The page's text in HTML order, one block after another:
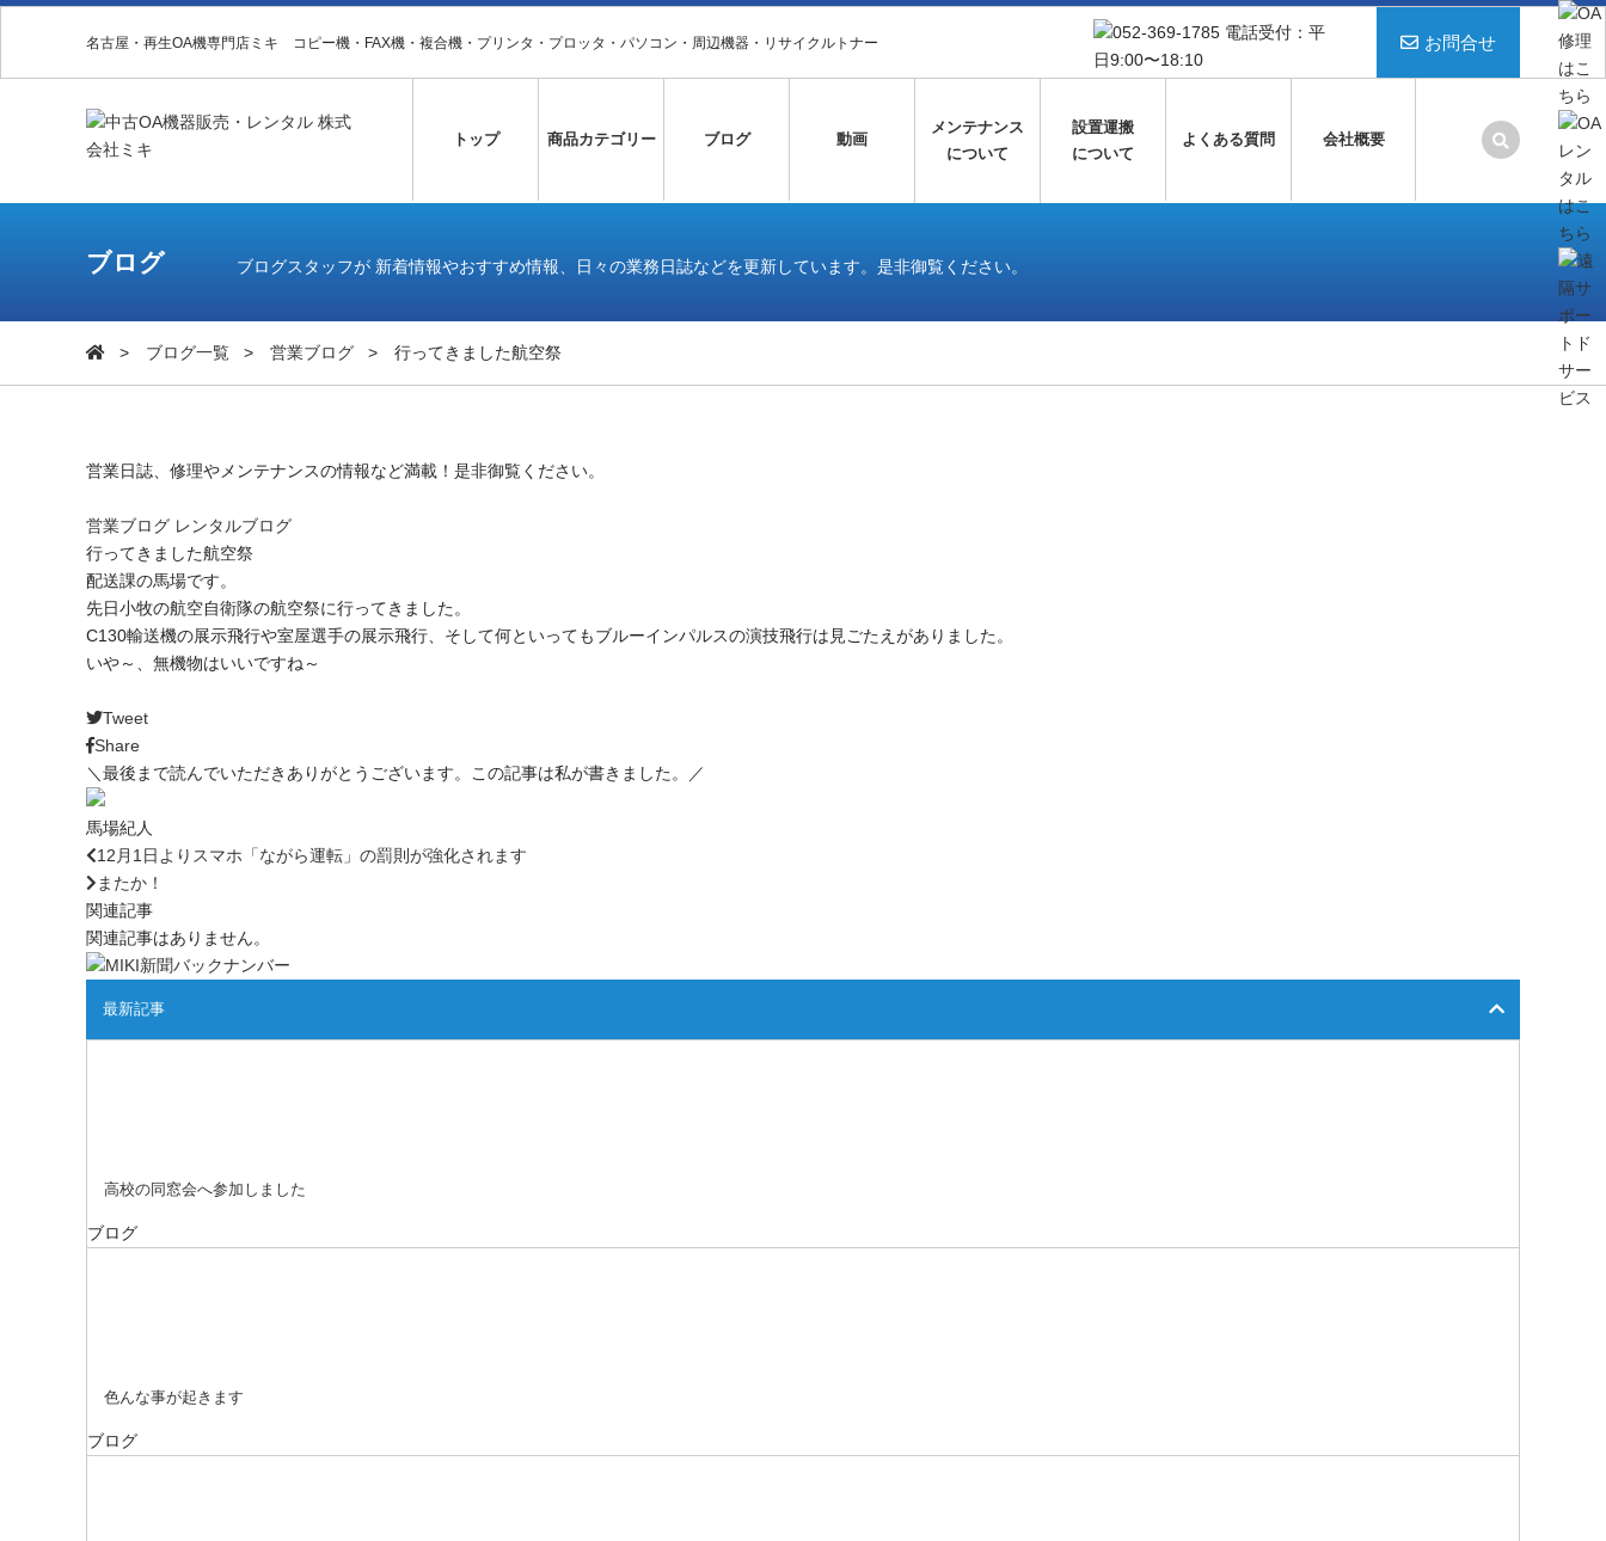
名古屋・再生OA機専門店ミキ コピー機・FAX機・複合機・プリンタ・プロッタ・パソコン・周辺機器・リサイクルトナー お問合せ
トップ 商品カテゴリー ブログ 動画
メンテナンス
について
設置運搬
について
よくある質問 会社概要
ブログ ブログスタッフが 新着情報やおすすめ情報、日々の業務日誌などを更新しています。是非御覧ください。
ブログ一覧 営業ブログ 行ってきました航空祭
営業日誌、修理やメンテナンスの情報など満載！是非御覧ください。
営業ブログ レンタルブログ
行ってきました航空祭
配送課の馬場です。
先日小牧の航空自衛隊の航空祭に行ってきました。
C130輸送機の展示飛行や室屋選手の展示飛行、そして何といってもブルーインパルスの演技飛行は見ごたえがありました。
いや～、無機物はいいですね～
Tweet
Share
＼最後まで読んでいただきありがとうございます。この記事は私が書きました。／
馬場紀人
12月1日よりスマホ「ながら運転」の罰則が強化されます
またか！
関連記事
関連記事はありません。
最新記事
高校の同窓会へ参加しました
ブログ
色んな事が起きます
ブログ